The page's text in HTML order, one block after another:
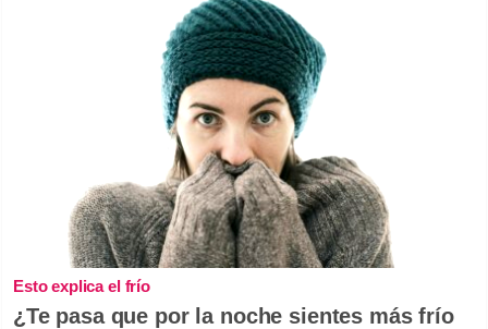
Esto explica el frío
¿Te pasa que por la noche sientes más frío